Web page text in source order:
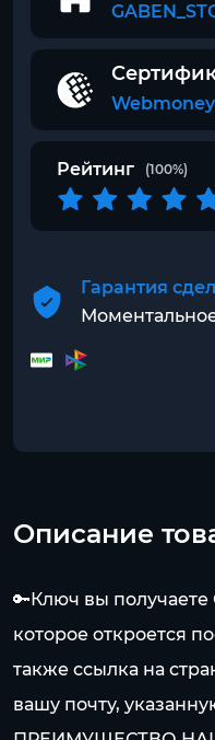
Webmoney
Рейтинг (100%)
Гарантия
Описание
🔑Ключ вы получаете
которое откроется
также ссылка на
вашу почту,